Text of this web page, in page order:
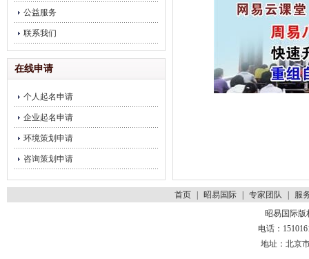
公益服务
联系我们
在线申请
个人起名申请
企业起名申请
环境策划申请
咨询策划申请
首页 昭易国际 专家团队
服
昭易国际
电话：
地址：北京